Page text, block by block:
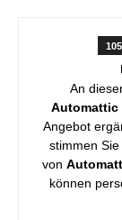
An
Automattic
Angebot
stimmen
von
können